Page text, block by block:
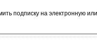
подписку на электронную